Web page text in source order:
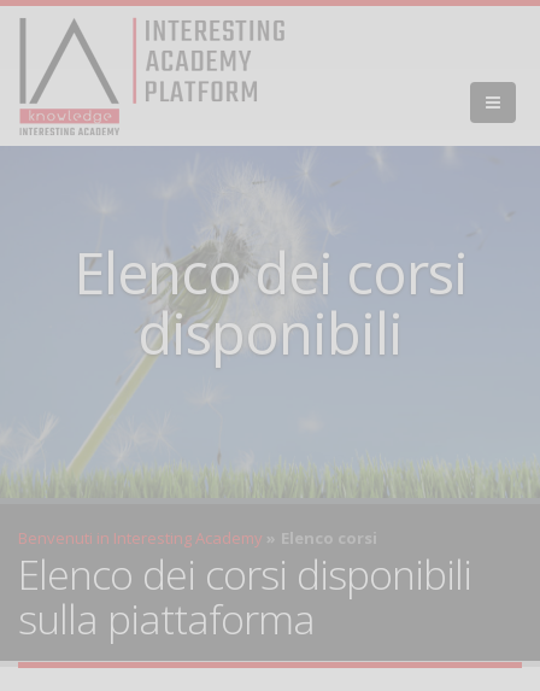
Elenco dei corsi
disponibili
Benvenuti in Interesting Academy Elenco corsi
Elenco dei corsi disponibili
sulla piattaforma